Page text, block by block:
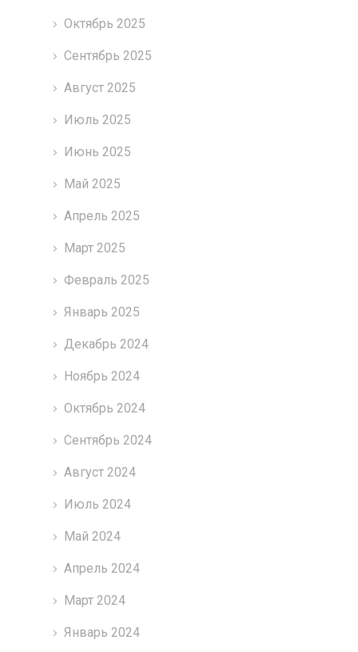
Октябрь 2025
Сентябрь 2025
Август 2025
Июль 2025
Июнь 2025
Май 2025
Апрель 2025
Март 2025
Февраль 2025
Январь 2025
Декабрь 2024
Ноябрь 2024
Октябрь 2024
Сентябрь 2024
Август 2024
Июль 2024
Май 2024
Апрель 2024
Март 2024
Январь 2024